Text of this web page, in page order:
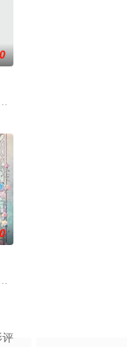
动
物生的传承人。秦雨加入
世界的兴衰而生，也与
。他为修道而生，为应
较量……新
，原本以为自己可以从
花仙子』全新动画 新作
评